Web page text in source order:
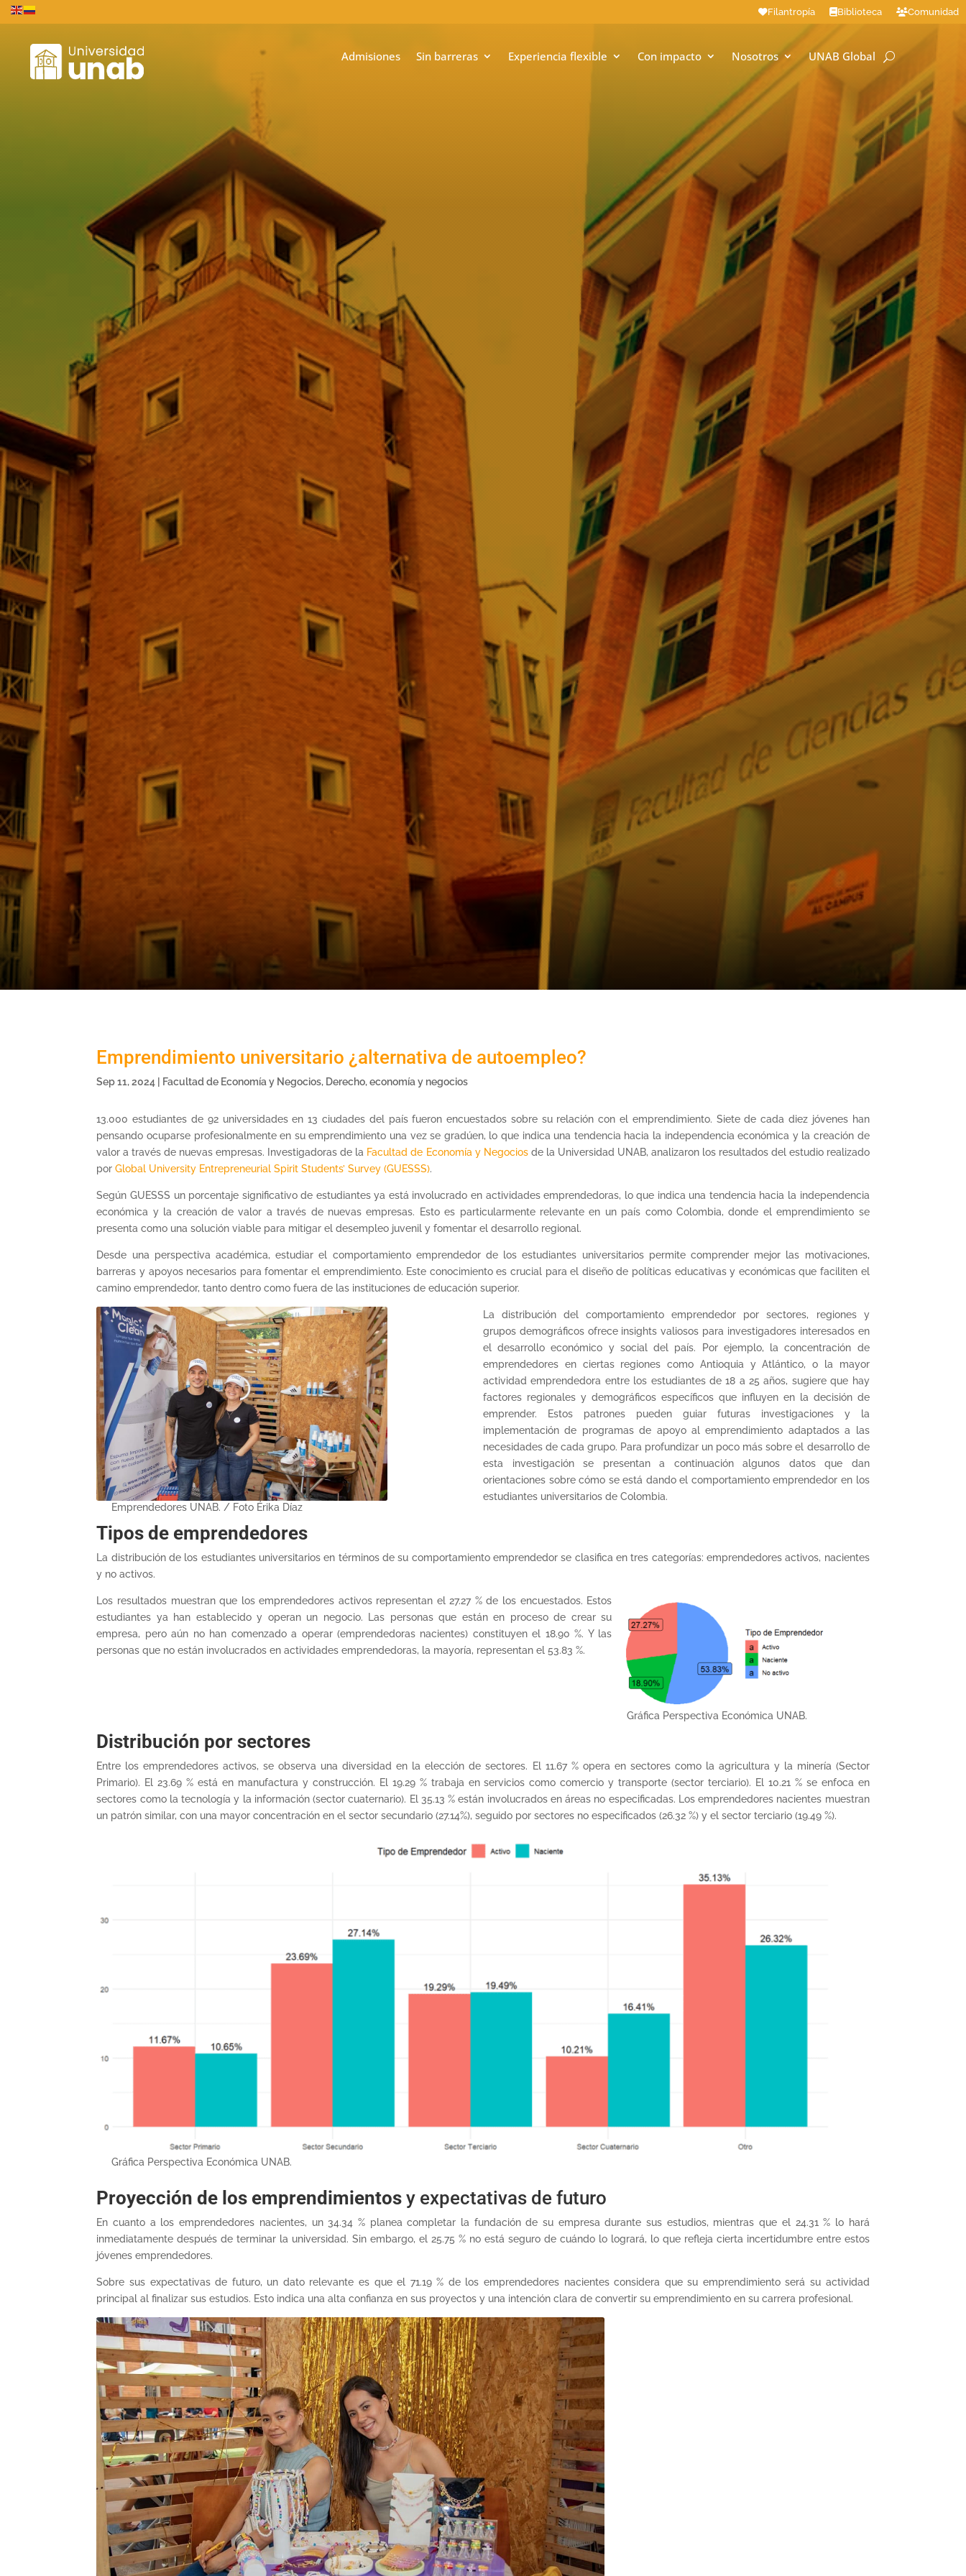
Filantropía Biblioteca Comunidad
Admisiones Sin barreras Experiencia flexible Con impacto Nosotros UNAB Global
Emprendimiento universitario ¿alternativa de autoempleo?
Sep 11, 2024 Facultad de Economía y Negocios, Derecho, economía y negocios
13.000 estudiantes de 92 universidades en 13 ciudades del país fueron encuestados sobre su relación con el emprendimiento. Siete de cada diez jóvenes han
pensando ocuparse profesionalmente en su emprendimiento una vez se gradúen, lo que indica una tendencia hacia la independencia económica y la creación de
valor a través de nuevas empresas. Investigadoras de la Facultad de Economía y Negociosde la Universidad UNAB, analizaron los resultados del estudio realizado
porGlobal University Entrepreneurial Spirit Students’ Survey (GUESSS).
Según GUESSS un porcentaje significativo de estudiantes ya está involucrado en actividades emprendedoras, lo que indica una tendencia hacia la independencia
económica y la creación de valor a través de nuevas empresas. Esto es particularmente relevante en un país como Colombia, donde el emprendimiento se
presenta como una solución viable para mitigar el desempleo juvenil y fomentar el desarrollo regional.
Desde una perspectiva académica, estudiar el comportamiento emprendedor de los estudiantes universitarios permite comprender mejor las motivaciones,
barreras y apoyos necesarios para fomentar el emprendimiento. Este conocimiento es crucial para el diseño de políticas educativas y económicas que faciliten el
camino emprendedor, tanto dentro como fuera de las instituciones de educación superior.
Emprendedores UNAB. / Foto Érika Díaz
La distribución del comportamiento emprendedor por sectores, regiones y
grupos demográficos ofrece insights valiosos para investigadores interesados en
el desarrollo económico y social del país. Por ejemplo, la concentración de
emprendedores en ciertas regiones como Antioquia y Atlántico, o la mayor
actividad emprendedora entre los estudiantes de 18 a 25 años, sugiere que hay
factores regionales y demográficos específicos que influyen en la decisión de
emprender. Estos patrones pueden guiar futuras investigaciones y la
implementación de programas de apoyo al emprendimiento adaptados a las
necesidades de cada grupo. Para profundizar un poco más sobre el desarrollo de
esta investigación se presentan a continuación algunos datos que dan
orientaciones sobre cómo se está dando el comportamiento emprendedor en los
estudiantes universitarios de Colombia.
Tipos de emprendedores
La distribución de los estudiantes universitarios en términos de su comportamiento emprendedor se clasifica en tres categorías: emprendedores activos, nacientes
y no activos.
Los resultados muestran que los emprendedores activos representan el 27.27 % de los encuestados. Estos
estudiantes ya han establecido y operan un negocio. Las personas que están en proceso de crear su
empresa, pero aún no han comenzado a operar (emprendedoras nacientes) constituyen el 18.90 %. Y las
personas que no están involucrados en actividades emprendedoras, la mayoría, representan el 53.83 %.
Gráfica Perspectiva Económica UNAB.
Distribución por sectores
Entre los emprendedores activos, se observa una diversidad en la elección de sectores. El 11.67 % opera en sectores como la agricultura y la minería (Sector
Primario). El 23.69 % está en manufactura y construcción. El 19.29 % trabaja en servicios como comercio y transporte (sector terciario). El 10.21 % se enfoca en
sectores como la tecnología y la información (sector cuaternario). El 35.13 % están involucrados en áreas no especificadas. Los emprendedores nacientes muestran
un patrón similar, con una mayor concentración en el sector secundario (27.14%), seguido por sectores no especificados (26.32 %) y el sector terciario (19.49 %).
Gráfica Perspectiva Económica UNAB.
Proyección de los emprendimientos y expectativas de futuro
En cuanto a los emprendedores nacientes, un 34.34 % planea completar la fundación de su empresa durante sus estudios, mientras que el 24.31 % lo hará
inmediatamente después de terminar la universidad. Sin embargo, el 25.75 % no está seguro de cuándo lo logrará, lo que refleja cierta incertidumbre entre estos
jóvenes emprendedores.
Sobre sus expectativas de futuro, un dato relevante es que el 71.19 % de los emprendedores nacientes considera que su emprendimiento será su actividad
principal al finalizar sus estudios. Esto indica una alta confianza en sus proyectos y una intención clara de convertir su emprendimiento en su carrera profesional.